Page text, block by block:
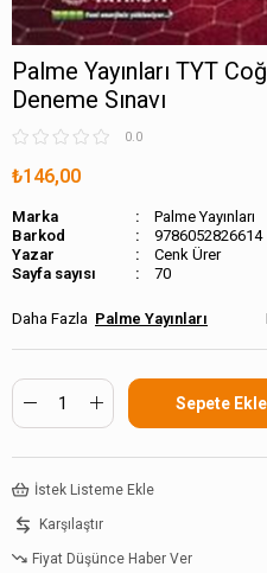
Palme Yayınları TYT
Deneme Sınavı
0.0
₺146,00
Marka
Palme Yayınları
Barkod
9786052826614
Cenk Ürer
Sayfa sayısı
70
Palme Yayınları
İstek Listeme Ekle
Karşılaştır
Fiyat Düşünce Haber Ver